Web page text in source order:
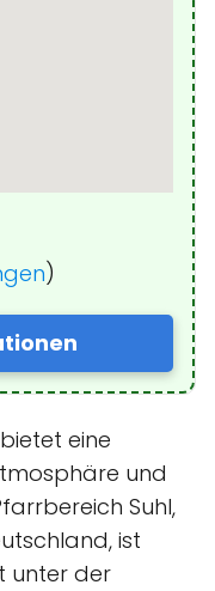
)
eine
und
Suhl,
ist
unter der